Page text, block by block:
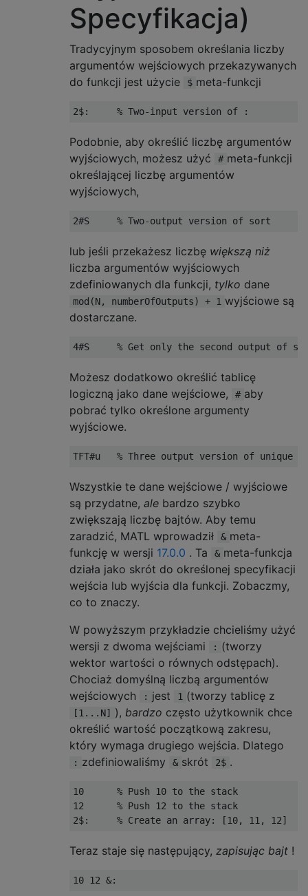
Specyfikacja)
Tradycyjnym sposobem określania liczby
argumentów wejściowych przekazywanych
do funkcji jest użycie
$ meta-funkcji
Podobnie, aby określić liczbę argumentów
wyjściowych, możesz użyć
# meta-funkcji
określającej liczbę argumentów
wyjściowych,
lub jeśli przekażesz liczbę większą niż
liczba argumentów wyjściowych
zdefiniowanych dla funkcji, tylko dane
mod(N, numberOfOutputs) + 1 wyjściowe są
dostarczane.
Możesz dodatkowo określić tablicę
logiczną jako dane wejściowe,
# aby
pobrać tylko określone argumenty
wyjściowe.
Wszystkie te dane wejściowe / wyjściowe
są przydatne, ale bardzo szybko
zwiększają liczbę bajtów. Aby temu
zaradzić, MATL wprowadził
& meta-
funkcję w wersji 17.0.0 . Ta & meta-funkcja
działa jako skrót do określonej specyfikacji
wejścia lub wyjścia dla funkcji. Zobaczmy,
co to znaczy.
W powyższym przykładzie chcieliśmy użyć
wersji z dwoma wejściami
: (tworzy
wektor wartości o równych odstępach).
Chociaż domyślną liczbą argumentów
wejściowych
: jest 1 (tworzy tablicę z
[1...N] ), bardzo często użytkownik chce
określić wartość początkową zakresu,
który wymaga drugiego wejścia. Dlatego
: zdefiniowaliśmy & skrót 2$ .
10      % Push 10 to the stack
12      % Push 12 to the stack
Teraz staje się następujący, zapisując bajt !